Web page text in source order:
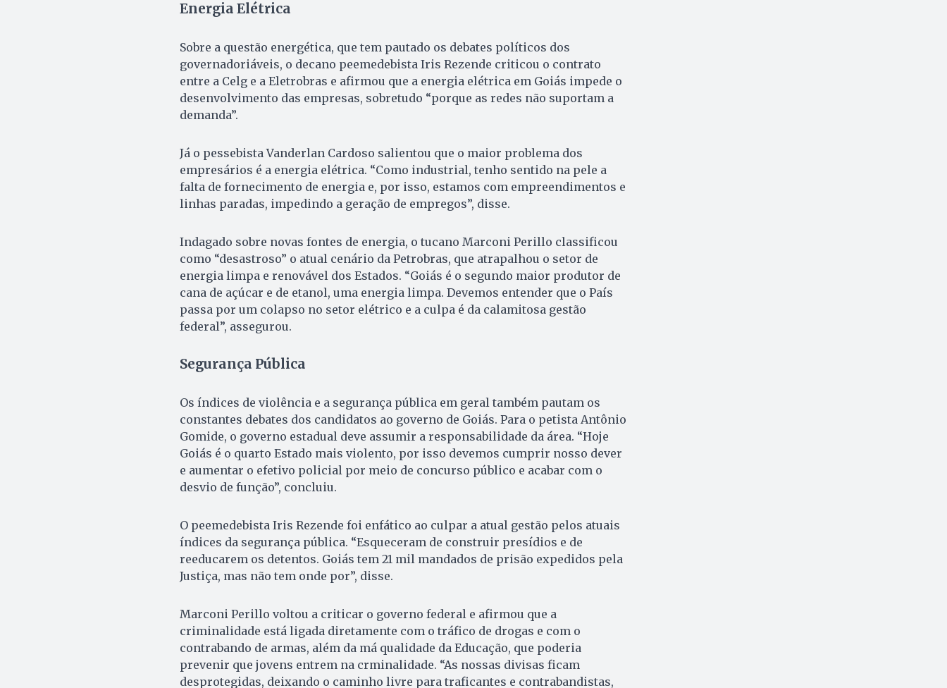
Energia Elétrica
Sobre a questão energética, que tem pautado os debates políticos dos
governadoriáveis, o decano peemedebista Iris Rezende criticou o contrato
entre a Celg e a Eletrobras e afirmou que a energia elétrica em Goiás impede o
desenvolvimento das empresas, sobretudo “porque as redes não suportam a
demanda”.
Já o pessebista Vanderlan Cardoso salientou que o maior problema dos
empresários é a energia elétrica. “Como industrial, tenho sentido na pele a
falta de fornecimento de energia e, por isso, estamos com empreendimentos e
linhas paradas, impedindo a geração de empregos”, disse.
Indagado sobre novas fontes de energia, o tucano Marconi Perillo classificou
como “desastroso” o atual cenário da Petrobras, que atrapalhou o setor de
energia limpa e renovável dos Estados. “Goiás é o segundo maior produtor de
cana de açúcar e de etanol, uma energia limpa. Devemos entender que o País
passa por um colapso no setor elétrico e a culpa é da calamitosa gestão
federal”, assegurou.
Segurança Pública
Os índices de violência e a segurança pública em geral também pautam os
constantes debates dos candidatos ao governo de Goiás. Para o petista Antônio
Gomide, o governo estadual deve assumir a responsabilidade da área. “Hoje
Goiás é o quarto Estado mais violento, por isso devemos cumprir nosso dever
e aumentar o efetivo policial por meio de concurso público e acabar com o
desvio de função”, concluiu.
O peemedebista Iris Rezende foi enfático ao culpar a atual gestão pelos atuais
índices da segurança pública. “Esqueceram de construir presídios e de
reeducarem os detentos. Goiás tem 21 mil mandados de prisão expedidos pela
Justiça, mas não tem onde por”, disse.
Marconi Perillo voltou a criticar o governo federal e afirmou que a
criminalidade está ligada diretamente com o tráfico de drogas e com o
contrabando de armas, além da má qualidade da Educação, que poderia
prevenir que jovens entrem na crminalidade. “As nossas divisas ficam
desprotegidas, deixando o caminho livre para traficantes e contrabandistas,